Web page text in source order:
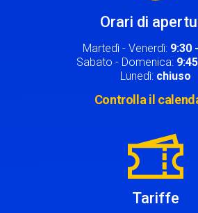
Orari di
Martedì - Venerdì: 9:30
Sabato - Domenica:
Lunedì: chiuso
Controlla il
Tariffe